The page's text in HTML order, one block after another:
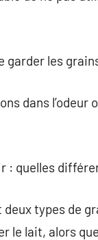
garder les
dans l’odeur
: quelles
types de
le lait, alors